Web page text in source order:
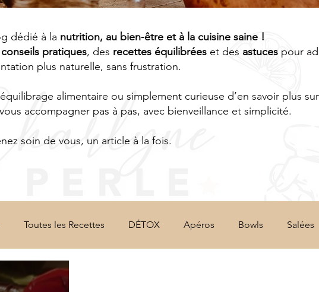
dédié à la nutrition, au bien-être et à la cuisine saine !
conseils pratiques, des recettes équilibréeset des astuces pour
plus naturelle, sans frustration.
alimentaire ou simplement curieuse d’en savoir plus
accompagner pas à pas, avec bienveillance et simplicité.
soin de vous, un article à la fois.
Toutes les Recettes DÉTOX Apéros Bowls Salées